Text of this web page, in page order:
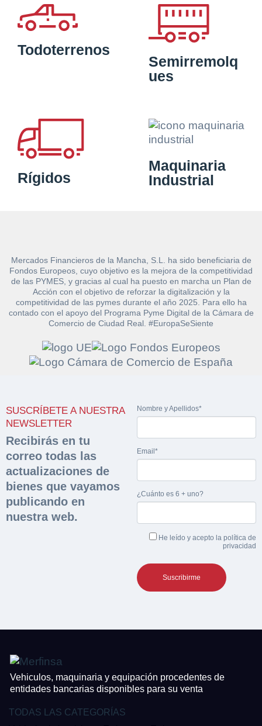
Todoterrenos
Semirremolq
ues
Rígidos
Maquinaria
Industrial
Mercados Financieros de la Mancha, S.L. ha sido beneficiaria de
Fondos Europeos, cuyo objetivo es la mejora de la competitividad
de las PYMES, y gracias al cual ha puesto en marcha un Plan de
Acción con el objetivo de reforzar la digitalización y la
competitividad de las pymes durante el año 2025. Para ello ha
contado con el apoyo del Programa Pyme Digital de la Cámara de
Comercio de Ciudad Real. #EuropaSeSiente
SUSCRÍBETE A NUESTRA
NEWSLETTER
Recibirás en tu
correo todas las
actualizaciones de
bienes que vayamos
publicando en
nuestra web.
Nombre y Apellidos*
Email*
¿Cuánto es 6 + uno?
He leído y acepto la política de
privacidad
Vehiculos, maquinaria y equipación procedentes de
entidades bancarias disponibles para su venta
TODAS LAS CATEGORÍAS
documentación
sobre la peritación
Rellene este formulario y recibirá en su email el
enlace para descargar la documentación
Nombre y Apellidos*
Hacer Oferta
Razón social*
Teléfono*
Nombre y Apellidos*
Acepto la Política de Privacidad y las Condiciones de Uso.
continuación confirma que estás de acuerdo con ambas.
Sobre Merfinsa
Venta de bienes muebles
Vehículos